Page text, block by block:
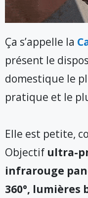
Ça s’appelle la
présent le
domestique le
pratique et le
Elle est petite,
Objectif ultra-
infrarouge
360°, lumières